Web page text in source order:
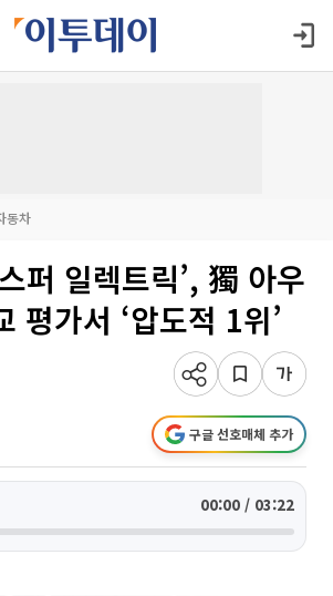
동차
퍼 일렉트릭’, 獨 아우
평가서 ‘압도적 1위’
구글 선호매체 추가
00:00 / 03:22